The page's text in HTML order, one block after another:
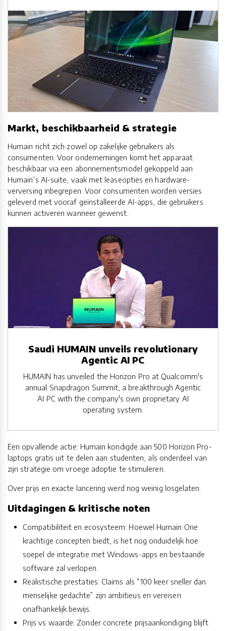
Markt, beschikbaarheid & strategie
Humain richt zich zowel op zakelijke gebruikers als
consumenten. Voor ondernemingen komt het apparaat
beschikbaar via een abonnementsmodel gekoppeld aan
Humain’s AI-suite, vaak met leaseopties en hardware-
verversing inbegrepen. Voor consumenten worden versies
geleverd met vooraf geïnstalleerde AI-apps, die gebruikers
kunnen activeren wanneer gewenst.
Saudi HUMAIN unveils revolutionary
Agentic AI PC
HUMAIN has unveiled the Horizon Pro at Qualcomm's
annual Snapdragon Summit, a breakthrough Agentic
AI PC with the company's own proprietary AI
operating system.
Een opvallende actie: Humain kondigde aan 500 Horizon Pro-
laptops gratis uit te delen aan studenten, als onderdeel van
zijn strategie om vroege adoptie te stimuleren.
Over prijs en exacte lancering werd nog weinig losgelaten.
Uitdagingen & kritische noten
Compatibiliteit en ecosysteem: Hoewel Humain One
krachtige concepten biedt, is het nog onduidelijk hoe
soepel de integratie met Windows-apps en bestaande
software zal verlopen.
Realistische prestaties: Claims als “100 keer sneller dan
menselijke gedachte” zijn ambitieus en vereisen
onafhankelijk bewijs.
Prijs vs waarde: Zonder concrete prijsaankondiging blijft